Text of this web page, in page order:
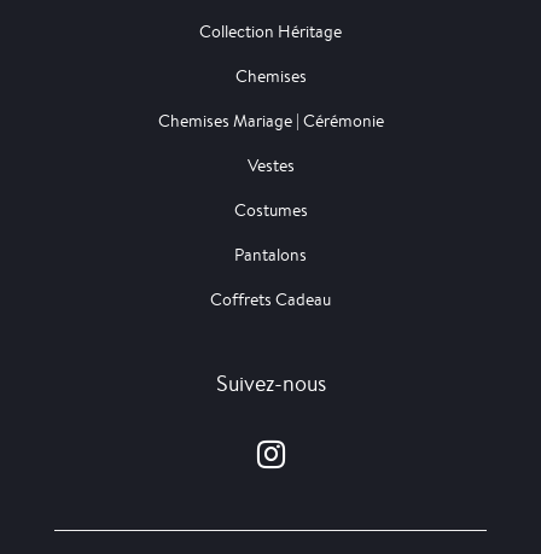
Collection Héritage
Chemises
Chemises Mariage | Cérémonie
Vestes
Costumes
Pantalons
Coffrets Cadeau
Suivez-nous